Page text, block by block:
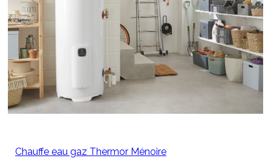
Chauffe eau gaz Thermor Ménoire